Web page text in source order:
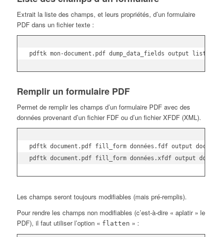
Extrait la liste des champs, et leurs propriétés, d’un formulaire
PDF dans un fichier texte :
pdftk mon-document.pdf dump_data_fields output
Remplir un formulaire PDF
Permet de remplir les champs d’un formulaire PDF avec des
données provenant d’un fichier FDF ou d’un fichier XFDF (XML).
pdftk document.pdf fill_form données.fdf output
pdftk document.pdf fill_form données.xfdf output
Les champs seront toujours modifiables (mais pré-remplis).
Pour rendre les champs non modifiables (c’est-à-dire « aplatir » le
PDF), il faut utiliser l’option « flatten » :